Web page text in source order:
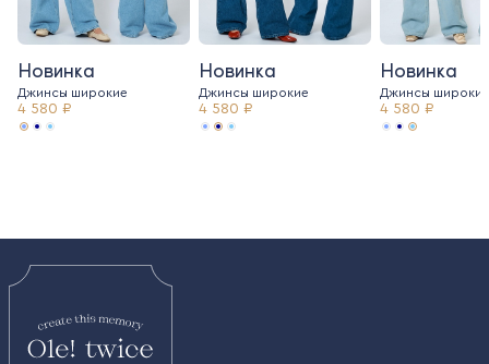
Новинка
Джинсы широкие
4 580 ₽
Новинка
Джинсы широкие
4 580 ₽
Новинка
Джинсы
4 580 ₽